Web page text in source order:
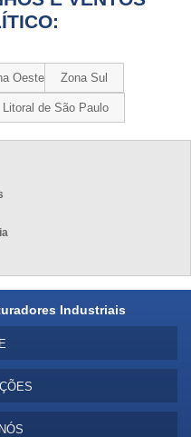
Oeste Zona Sul
Litoral de São Paulo
Industriais